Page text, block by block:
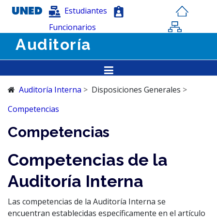
Estudiantes
Funcionarios
Auditoría
Auditoría Interna
Disposiciones Generales
Competencias
Competencias
Competencias de la
Auditoría Interna
Las competencias de la Auditoría Interna se
encuentran establecidas específicamente en el artículo